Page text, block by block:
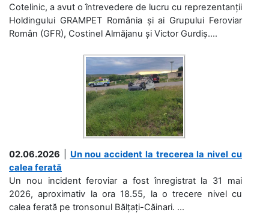
Cotelinic, a avut o întrevedere de lucru cu reprezentanții
Holdingului GRAMPET România și ai Grupului Feroviar
Român (GFR), Costinel Almăjanu și Victor Gurdiș....
02.06.2026
Un nou accident la trecerea la nivel cu
calea ferată
Un nou incident feroviar a fost înregistrat la 31 mai
2026, aproximativ la ora 18.55, la o trecere nivel cu
calea ferată pe tronsonul Bălțați-Căinari. ...